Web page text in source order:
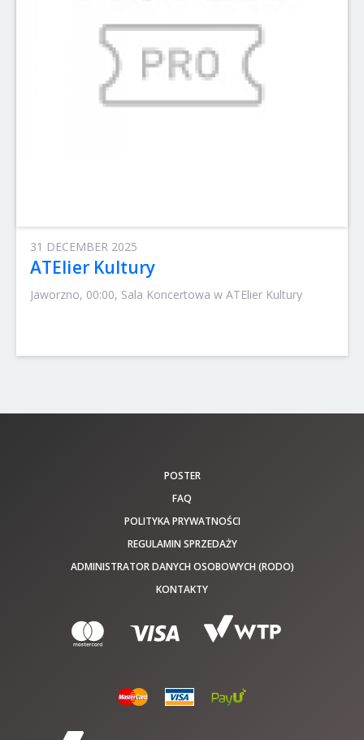
31 DECEMBER 2025
ATElier Kultury
Jaworzno, 00:00, Sala Koncertowa w ATElier Kultury
POSTER
FAQ
POLITYKA PRYWATNOŚCI
REGULAMIN SPRZEDAŻY
ADMINISTRATOR DANYCH OSOBOWYCH (RODO)
KONTAKTY